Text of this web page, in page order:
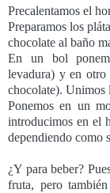
Precalentamos el
Preparamos los
chocolate al baño
En un bol
levadura) y en otro
chocolate). Unimos
Ponemos en un
introducimos en el
dependiendo como
¿Y para beber?
fruta, pero